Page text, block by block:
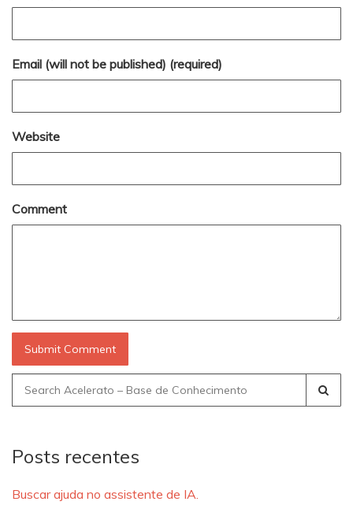
Email (will not be published) (required)
Website
Comment
Search
for:
Posts recentes
Buscar ajuda no assistente de IA.